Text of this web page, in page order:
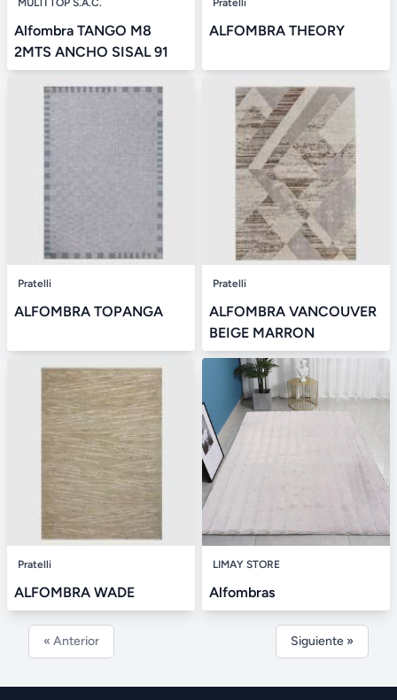
MULTI TOP S.A.C.
Alfombra TANGO M8
2MTS ANCHO SISAL 91
Pratelli
ALFOMBRA THEORY
Pratelli
ALFOMBRA TOPANGA
Pratelli
ALFOMBRA VANCOUVER
BEIGE MARRON
Pratelli
ALFOMBRA WADE
LIMAY STORE
Alfombras
« Anterior Siguiente »